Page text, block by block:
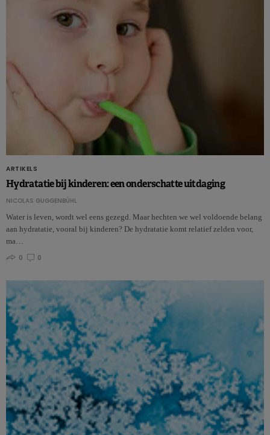
ARTIKELS
Hydratatie bij kinderen: een onderschatte uitdaging
NICOLAS GUGGENBÜHL
Water is leven, wordt wel eens gezegd. Maar hechten we wel voldoende belang
aan hydratatie, vooral bij kinderen? De hydratatie komt relatief zelden voor,
ma…
0
0